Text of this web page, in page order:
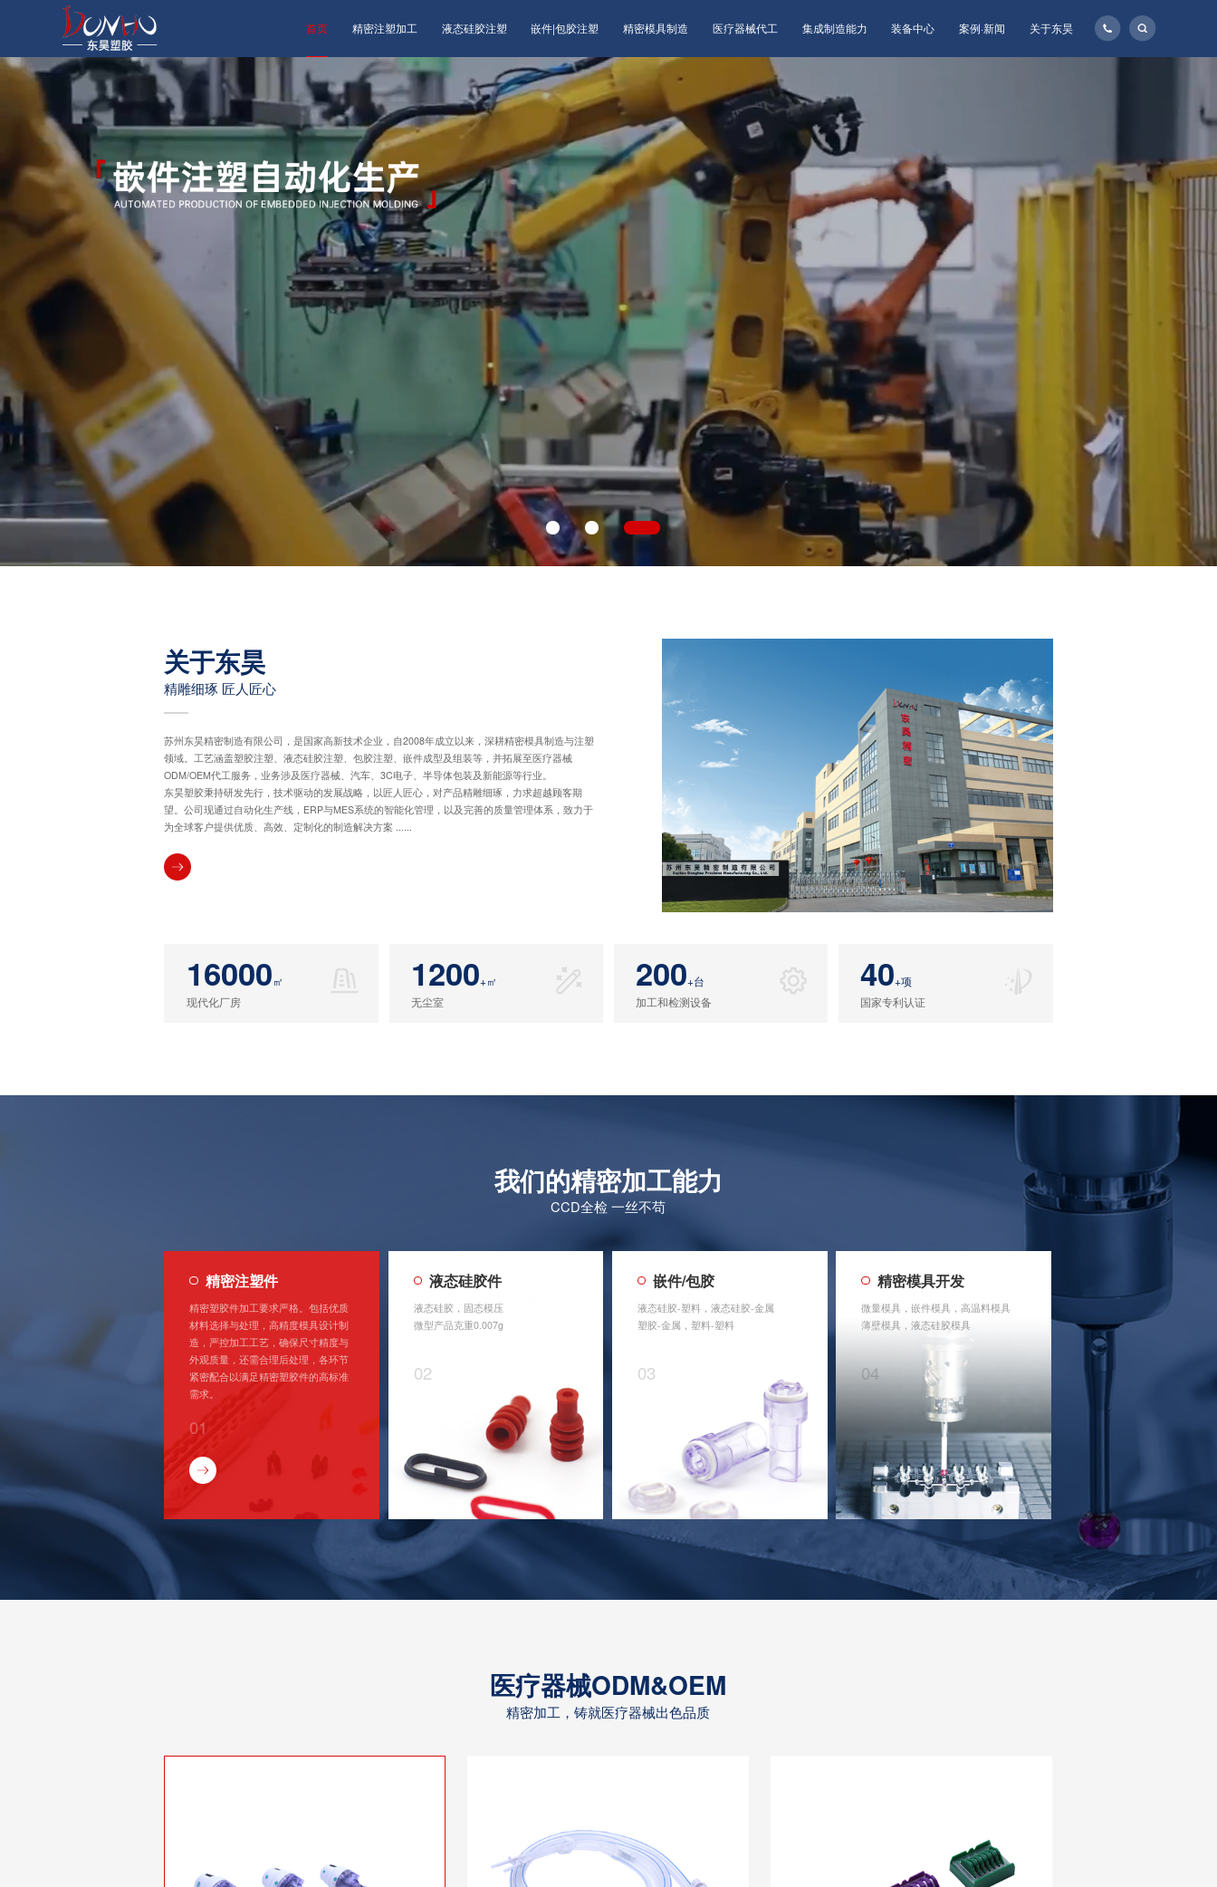
135-
首页 精密注塑加工 液态硅胶注塑 嵌件|包胶注塑 精密模具制造 医疗器械代工 集成制造能力 装备中心 案例·新闻 关于东昊
关于东昊
精雕细琢 匠人匠心
苏州东昊精密制造有限公司，是国家高新技术企业，自2008年成立以来，深耕精密模具制造与注塑
领域。工艺涵盖塑胶注塑、液态硅胶注塑、包胶注塑、嵌件成型及组装等，并拓展至医疗器械
ODM/OEM代工服务，业务涉及医疗器械、汽车、3C电子、半导体包装及新能源等行业。
东昊塑胶秉持研发先行，技术驱动的发展战略，以匠人匠心，对产品精雕细琢，力求超越顾客期
望。公司现通过自动化生产线，ERP与MES系统的智能化管理，以及完善的质量管理体系，致力于
为全球客户提供优质、高效、定制化的制造解决方案 ......
16000㎡
现代化厂房
1200+㎡
无尘室
200+台
加工和检测设备
40+项
国家专利认证
我们的精密加工能力
CCD全检 一丝不苟
精密注塑件
精密塑胶件加工要求严格。包括优质
材料选择与处理，高精度模具设计制
造，严控加工工艺，确保尺寸精度与
外观质量，还需合理后处理，各环节
紧密配合以满足精密塑胶件的高标准
需求。
01
液态硅胶件
液态硅胶，固态模压
微型产品克重0.007g
02
嵌件/包胶
液态硅胶-塑料，液态硅胶-金属
塑胶-金属，塑料-塑料
03
精密模具开发
微量模具，嵌件模具，高温料模具
薄壁模具，液态硅胶模具
04
医疗器械ODM&OEM
精密加工，铸就医疗器械出色品质